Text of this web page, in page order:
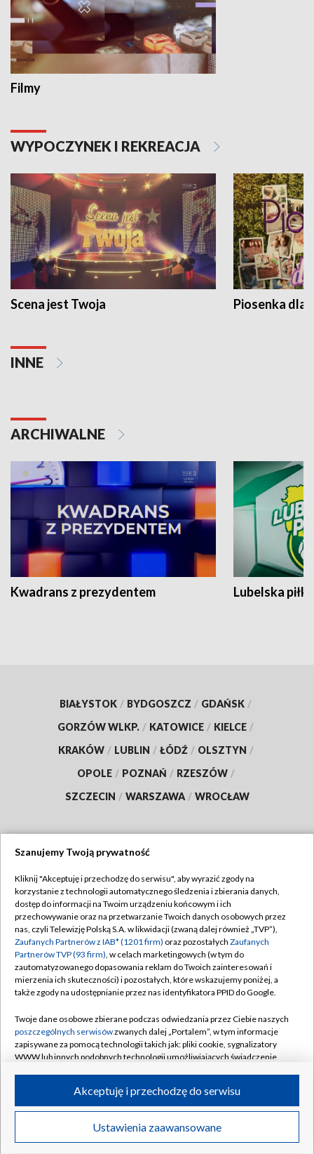
Filmy
WYPOCZYNEK I REKREACJA
Scena jest Twoja Piosenka dla
INNE
ARCHIWALNE
Kwadrans z prezydentem Lubelska piłka
BIAŁYSTOK / BYDGOSZCZ / GDAŃSK /
GORZÓW WLKP. / KATOWICE / KIELCE /
KRAKÓW / LUBLIN / ŁÓDŹ / OLSZTYN /
OPOLE / POZNAŃ / RZESZÓW /
SZCZECIN / WARSZAWA / WROCŁAW
TVP
Abonament TVP
Emisja w TVP
Centrum informacji TVP
Naziemna Telewizja Cyfrowa
Rada Programowa
System NOS
Informacje o nadawcy
Program dla prasy
Ogłoszenie przetargowe
Regulamin TVP
Polityka prywatności
Moje zgody
Pomoc
Kontakt
Kanały
©2026 Telewizja Polska S.A. w likwidacji
Szanujemy Twoją prywatność
Kliknij "Akceptuję i przechodzę do serwisu", aby wyrazić zgody na
korzystanie z technologii automatycznego śledzenia i zbierania danych,
dostęp do informacji na Twoim urządzeniu końcowym i ich
przechowywanie oraz na przetwarzanie Twoich danych osobowych przez
nas, czyli Telewizję Polską S.A. w likwidacji (zwaną dalej również „TVP”),
Zaufanych Partnerów z IAB* (1201 firm) oraz pozostałych Zaufanych
Partnerów TVP (93 firm), w celach marketingowych (w tym do
zautomatyzowanego dopasowania reklam do Twoich zainteresowań i
mierzenia ich skuteczności) i pozostałych, które wskazujemy poniżej, a
także zgody na udostępnianie przez nas identyfikatora PPID do Google.
Twoje dane osobowe zbierane podczas odwiedzania przez Ciebie naszych
poszczególnych serwisówzwanych dalej „Portalem”, w tym informacje
zapisywane za pomocą technologii takich jak: pliki cookie, sygnalizatory
WWW lub innych podobnych technologii umożliwiających świadczenie
ruchu w Internecie.
Twoje dane osobowe zbierane podczas odwiedzania przez Ciebie
poszczególnych serwisówna Portalu, takie jak adresy IP, identyfikatory
Ustawienia zaawansowane
Akceptuję i przechodzę do serwisu